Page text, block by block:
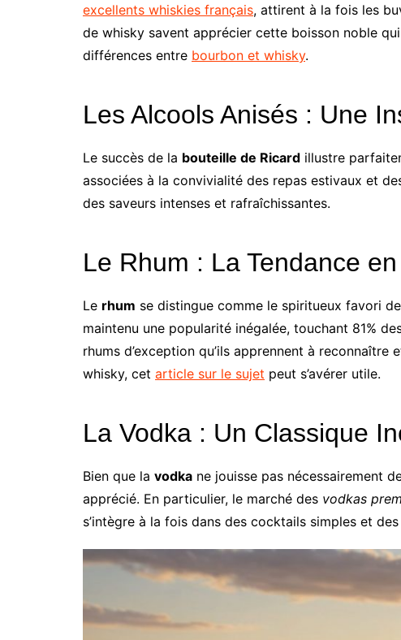
excellents whiskies français, attirent à la fois les
de whisky savent apprécier cette boisson noble
différences entre bourbon et whisky.
Les Alcools Anisés : Une
Le succès de la bouteille de Ricard illustre
associées à la convivialité des repas estivaux et
des saveurs intenses et rafraîchissantes.
Le Rhum : La Tendance
Le rhum se distingue comme le spiritueux favori
maintenu une popularité inégalée, touchant 81%
rhums d’exception qu’ils apprennent à
whisky, cet article sur le sujet peut s’avérer utile.
La Vodka : Un Classique
Bien que la vodka ne jouisse pas nécessairement
apprécié. En particulier, le marché des vodkas
s’intègre à la fois dans des cocktails simples et